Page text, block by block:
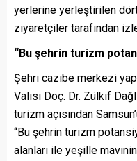
yerlerine yerleştirilen
ziyaretçiler tarafından
“Bu şehrin turizm
Şehri cazibe merkezi
Valisi Doç. Dr. Zülkif
turizm açısından
“Bu şehrin turizm
alanları ile yeşille